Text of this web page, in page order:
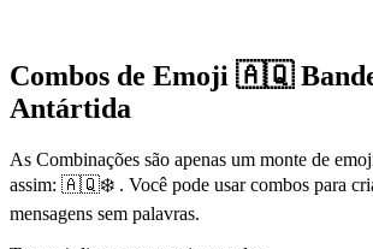
Combos de Emoji 🇦🇶
Antártida
As Combinações são apenas um monte de
assim: 🇦🇶❄️ . Você pode usar combos para
mensagens sem palavras.